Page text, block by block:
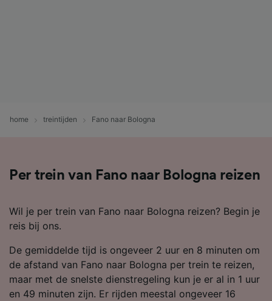
home treintijden Fano naar Bologna
Per trein van Fano naar Bologna reizen
Wil je per trein van Fano naar Bologna reizen? Begin je
reis bij ons.
De gemiddelde tijd is ongeveer 2 uur en 8 minuten om
de afstand van Fano naar Bologna per trein te reizen,
maar met de snelste dienstregeling kun je er al in 1 uur
en 49 minuten zijn. Er rijden meestal ongeveer 16